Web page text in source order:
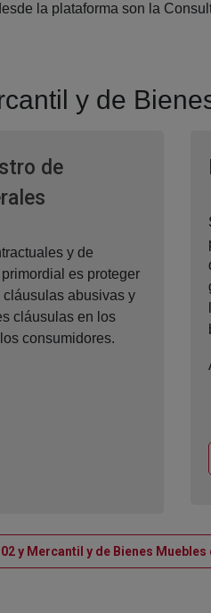
la plataforma son la
y de
de
Ventana nueva
y de
es proteger
abusivas y
cláusulas en los
consumidores.
y Mercantil y de Bienes Muebles